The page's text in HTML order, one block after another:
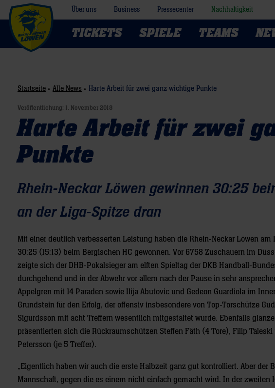
Über uns Business Pressecenter Nachhaltigkeit
TICKETS SPIELE TEAMS
Startseite » Alle News » Harte Arbeit für zwei ganz wichtige Punkte
Veröffentlichung: 1. November 2018
Harte Arbeit für zwei
Punkte
Rhein-Neckar Löwen gewinnen 30:25
an der Liga-Spitze dran
Mit einer deutlich verbesserten Leistung haben die Rhein-Neckar Löwen am
30:25 (15:13) beim Bergischen HC gewonnen. Vor 6758 Zuschauern im
zeigte sich der DHB-Pokalsieger am elften Spieltag der DKB Handball-
durchgehend und in der Abwehr vor allem nach der Pause in sehr
Appelgren mit 14 Paraden sowie Ilija Abutovic und Gedeon Guardiola im
Grundstein für den Erfolg, der offensiv insbesondere von Top-Torschütze
Sigurdsson mit acht Treffern wesentlich mitgestaltet wurde. Ebenfalls
präsentierten sich die Rückraumschützen Steffen Fäth (4 Tore), Filip Taleski
Petersson (je 5 Treffer).
„Eigentlich haben wir auch die erste Halbzeit ganz gut kontrolliert. Aber der
Mannschaft, gegen die es einem nicht einfach gemacht wird. In der zweiten